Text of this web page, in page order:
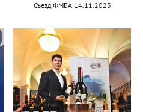
Съезд ФМБА 14.11.2023